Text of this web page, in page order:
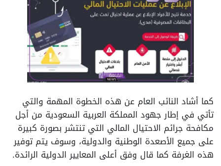
كما أشاد النائب العام عن هذه الخطوة المهمة والتي
تأتي في إطار جهود المملكة العربية السعودية من أجل
مكافحة جرائم الاحتيال المالي التي تنتشر بصورة كبيرة
على جميع الأصعدة الوطنية والدولية، وسوف يتم توفير
هذه الغرفة كما قال وفق أعلى المعايير الدولية الرائدة.